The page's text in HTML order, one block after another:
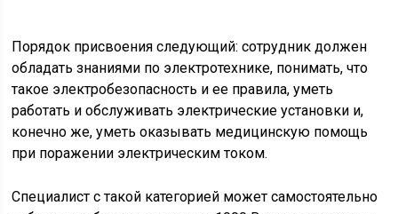
Порядок присвоения следующий: сотрудник должен
обладать знаниями по электротехнике, понимать, что
такое электробезопасность и ее правила, уметь
работать и обслуживать электрические установки и,
конечно же, уметь оказывать медицинскую помощь
при поражении электрическим током.
Специалист с такой категорией может самостоятельно